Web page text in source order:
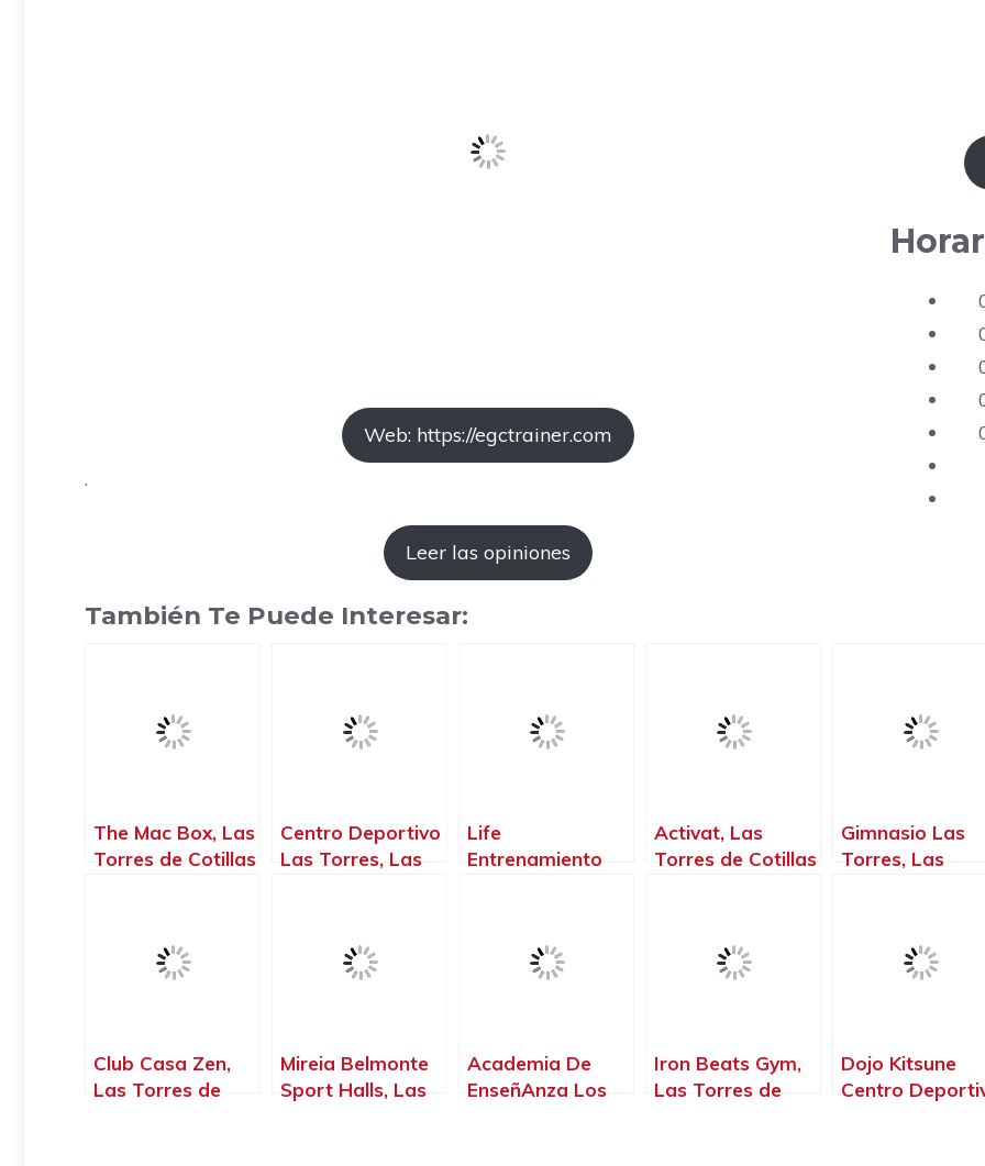
Web: https://egctrainer.com
.
Leer las opiniones
También Te Puede Interesar:
The Mac Box, Las
Torres de Cotillas
Centro Deportivo
Las Torres, Las
Life
Entrenamiento
Activat, Las
Torres de Cotillas
Gimnasio Las
Torres, Las
Club Casa Zen,
Las Torres de
Mireia Belmonte
Sport Halls, Las
Academia De
EnseñAnza Los
Iron Beats Gym,
Las Torres de
Dojo Kitsune
Centro